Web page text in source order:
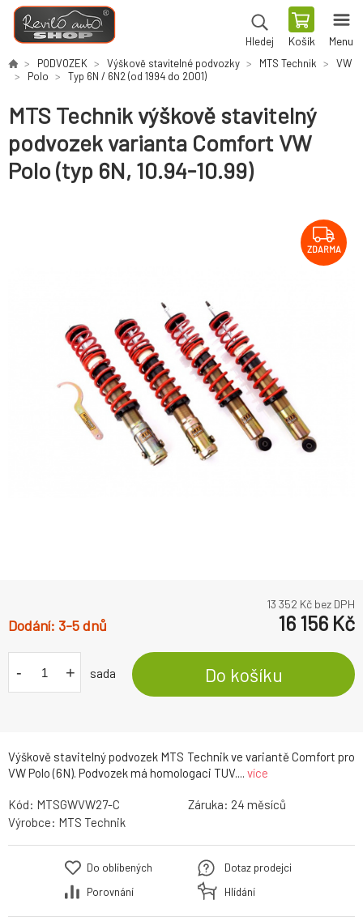
Hledej Košík Menu
PODVOZEK Výškově stavitelné podvozky MTS Technik
VW
Polo
Typ 6N / 6N2 (od 1994 do 2001)
MTS Technik výškově stavitelný
podvozek varianta Comfort VW
Polo (typ 6N, 10.94-10.99)
ZDARMA
Výškově stavitelný podvozek MTS Technik ve variantě Comfort pro
VW Polo (6N). Podvozek má homologaci TUV.... více
13 352 Kč bez DPH
3-5 dnů 16 156 Kč
- + sada Do košíku
Kód: MTSGWVW27-C Záruka: 24
Výrobce: MTS Technik
Do oblíbených
Porovnání
Dotaz prodejci
Hlídání